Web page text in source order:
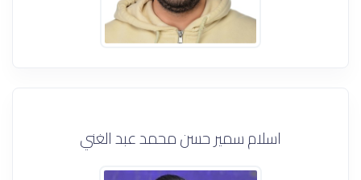
اسلام سمير حسن محمد عبد الغني